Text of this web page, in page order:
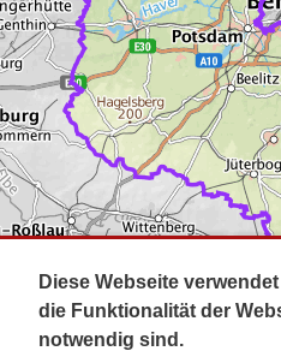
Impressum
Kontakt
Diese Webseite
die Funktionalität der
notwendig sind.